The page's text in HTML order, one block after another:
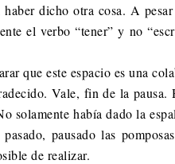
dicho otra cosa. A
el verbo “tener” y no
que este espacio es una
Vale, fin de la
solamente había dado la
pausado las
de realizar.